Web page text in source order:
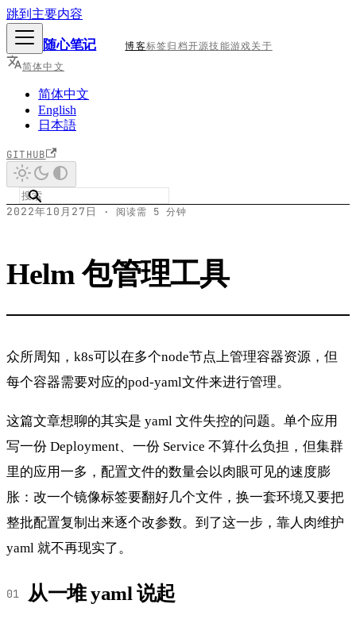
跳到主要内容
随心笔记 博客标签归档开源技能游戏关于
简体中文
简体中文
English
日本語
GITHUB
Helm 包管理工具
2022年10月27日 · 阅读需 5 分钟
众所周知，k8s可以在多个node节点上管理容器资源，但
每个容器需要对应的pod-yaml文件来进行管理。
这篇文章想聊的其实是 yaml 文件失控的问题。单个应用
写一份 Deployment、一份 Service 不算什么负担，但集群
里的应用一多，配置文件的数量会以肉眼可见的速度膨
胀：改一个镜像标签要翻好几个文件，换一套环境又要把
整批配置复制出来逐个改参数。到了这一步，靠人肉维护
yaml 就不再现实了。
从一堆 yaml 说起